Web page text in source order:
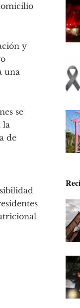
y
una
se
la
de